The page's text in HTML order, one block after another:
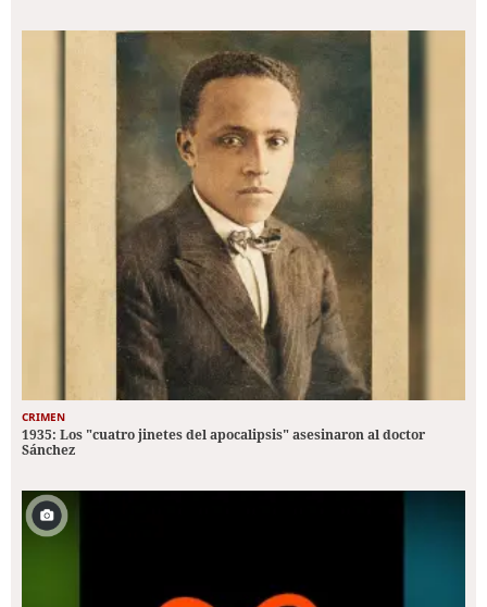
CRIMEN
1935: Los "cuatro jinetes del apocalipsis" asesinaron al doctor
Sánchez